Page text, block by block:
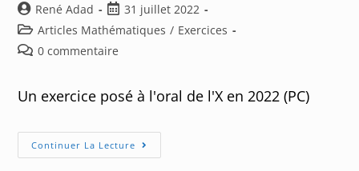
Auteur/autrice
de
la
publication :
René Adad
Post
published:
31 juillet 2022
Post
category:
Articles Mathématiques / Exercices
Post0 commentaire
Un exercice posé à l'oral de l'X en 2022 (PC)
Continuer La Lecture Un
Exo